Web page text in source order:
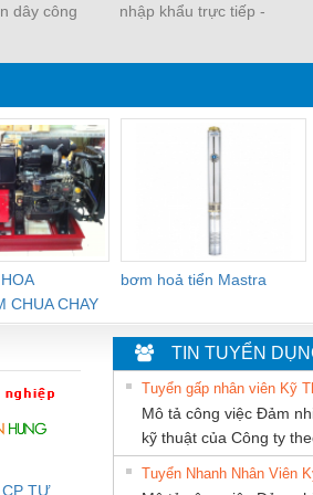
dây công
nhập khẩu trực tiếp -
CHUA CHAY
bơm hoả tiển Mastra
TỰ
Cty TNHH TM QC
CÔNG
TIN TUYỂN
Mô tả công việc Đảm
kỹ thuật của Công ty
Tuyển Nhanh Nhân Viên